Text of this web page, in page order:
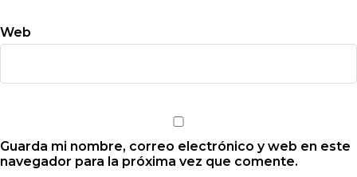
Web
Guarda mi nombre, correo electrónico y web en este
navegador para la próxima vez que comente.